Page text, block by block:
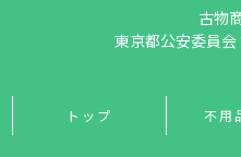
古物
東京都公安委員
トップ 不用